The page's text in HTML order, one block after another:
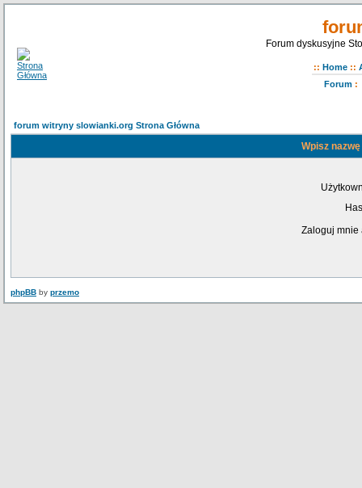
Forum dyskusyjne
:: Home ::
Forum:
forum witryny slowianki.org Strona Główna
Wpisz
Zaloguj mnie
phpBB by przemo